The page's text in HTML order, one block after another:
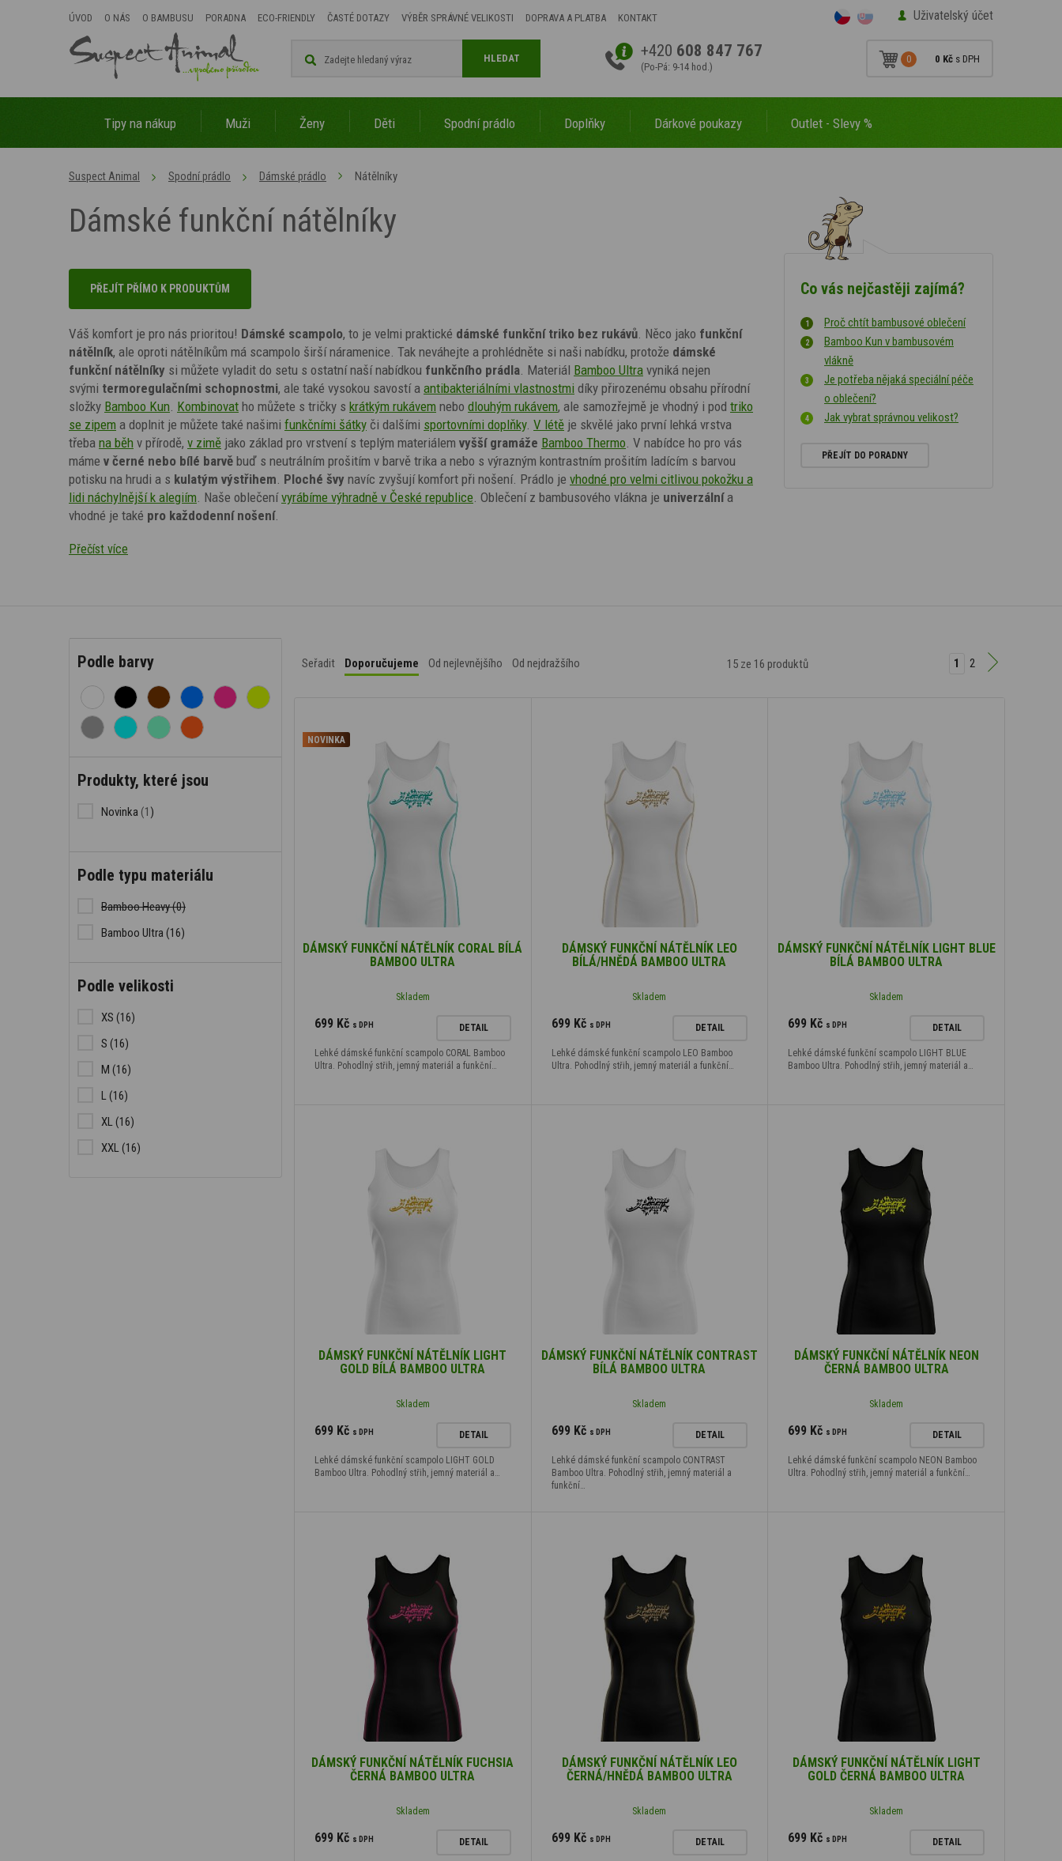
ÚVOD O NÁS O BAMBUSU PORADNA ECO-FRIENDLY ČASTÉ DOTAZY VÝBĚR SPRÁVNÉ VELIKOSTI DOPRAVA A PLATBA KONTAKT Uživatelský účet
+420 608 847 767
(Po-Pá: 9-14 hod.)
0 0 Kč s DPH
HLEDAT
Tipy na nákup Muži Ženy Děti Spodní prádlo Doplňky Dárkové poukazy Outlet - Slevy %
Suspect Animal Spodní prádlo Dámské prádlo Nátělníky
Dámské funkční nátělníky
Co vás nejčastěji zajímá?
Proč chtít bambusové oblečení
Bamboo Kun v bambusovém
vlákně
Je potřeba nějaká speciální péče
o oblečení?
Jak vybrat správnou velikost?
PŘEJÍT DO PORADNY
PŘEJÍT PŘÍMO K PRODUKTŮM
Váš komfort je pro nás prioritou! Dámské scampolo, to je velmi praktické dámské funkční triko bez rukávů. Něco jako funkční
nátělník, ale oproti nátělníkům má scampolo širší náramenice. Tak neváhejte a prohlédněte si naši nabídku, protože dámské
funkční nátělníky si můžete vyladit do setu s ostatní naší nabídkou funkčního prádla. Materiál Bamboo Ultra vyniká nejen
svými termoregulačními schopnostmi, ale také vysokou savostí a antibakteriálními vlastnostmi díky přirozenému obsahu přírodní
složky Bamboo Kun. Kombinovat ho můžete s tričky s krátkým rukávem nebo dlouhým rukávem, ale samozřejmě je vhodný i pod triko
se zipem a doplnit je můžete také našimi funkčními šátky či dalšími sportovními doplňky. V létě je skvělé jako první lehká vrstva
třeba na běh v přírodě, v zimě jako základ pro vrstvení s teplým materiálem vyšší gramáže Bamboo Thermo. V nabídce ho pro vás
máme v černé nebo bílé barvě buď s neutrálním prošitím v barvě trika a nebo s výrazným kontrastním prošitím ladícím s barvou
potisku na hrudi a s kulatým výstřihem. Ploché švy navíc zvyšují komfort při nošení. Prádlo je vhodné pro velmi citlivou pokožku a
lidi náchylnější k alegiím. Naše oblečenívyrábíme výhradně v České republice. Oblečení z bambusového vlákna je univerzálnía
vhodné je také pro každodenní nošení.
Přečíst více
Podle barvy
Produkty, které jsou
Novinka (1 )
Podle typu materiálu
Bamboo Heavy(0)
Bamboo Ultra (16)
Podle velikosti
XS (16)
S (16)
M (16)
L(16)
XL(16)
XXL(16)
Seřadit Doporučujeme Od nejlevnějšího Od nejdražšího 15 ze 16 produktů 1 2
NOVINKA
DÁMSKÝ FUNKČNÍ NÁTĚLNÍK CORAL BÍLÁ
BAMBOO ULTRA
Skladem
699 Kč s DPH DETAIL
Lehké dámské funkční scampolo CORAL Bamboo
Ultra. Pohodlný střih, jemný materiál a funkční…
DÁMSKÝ FUNKČNÍ NÁTĚLNÍK LEO
BÍLÁ/HNĚDÁ BAMBOO ULTRA
Skladem
699 Kč s DPH DETAIL
Lehké dámské funkční scampolo LEO Bamboo
Ultra. Pohodlný střih, jemný materiál a funkční…
DÁMSKÝ FUNKČNÍ NÁTĚLNÍK LIGHT BLUE
BÍLÁ BAMBOO ULTRA
Skladem
699 Kč s DPH DETAIL
Lehké dámské funkční scampolo LIGHT BLUE
Bamboo Ultra. Pohodlný střih, jemný materiál a…
DÁMSKÝ FUNKČNÍ NÁTĚLNÍK LIGHT
GOLD BÍLÁ BAMBOO ULTRA
Skladem
699 Kč s DPH DETAIL
Lehké dámské funkční scampolo LIGHT GOLD
Bamboo Ultra. Pohodlný střih, jemný materiál a…
DÁMSKÝ FUNKČNÍ NÁTĚLNÍK CONTRAST
BÍLÁ BAMBOO ULTRA
Skladem
699 Kč s DPH DETAIL
Lehké dámské funkční scampolo CONTRAST
Bamboo Ultra. Pohodlný střih, jemný materiál a
funkční…
DÁMSKÝ FUNKČNÍ NÁTĚLNÍK NEON
ČERNÁ BAMBOO ULTRA
Skladem
699 Kč s DPH DETAIL
Lehké dámské funkční scampolo NEON Bamboo
Ultra. Pohodlný střih, jemný materiál a funkční…
DÁMSKÝ FUNKČNÍ NÁTĚLNÍK FUCHSIA
ČERNÁ BAMBOO ULTRA
Skladem
699 Kč s DPH DETAIL
DÁMSKÝ FUNKČNÍ NÁTĚLNÍK LEO
ČERNÁ/HNĚDÁ BAMBOO ULTRA
Skladem
699 Kč s DPH DETAIL
DÁMSKÝ FUNKČNÍ NÁTĚLNÍK LIGHT
GOLD ČERNÁ BAMBOO ULTRA
Skladem
699 Kč s DPH DETAIL